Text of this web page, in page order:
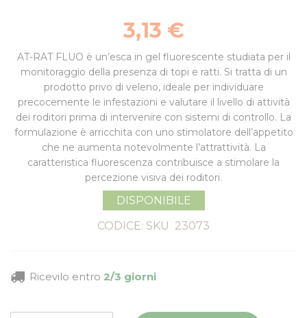
3,13 €
AT-RAT FLUO è un’esca in gel fluorescente studiata per il
monitoraggio della presenza di topi e ratti. Si tratta di un
prodotto privo di veleno, ideale per individuare
precocemente le infestazioni e valutare il livello di attività
dei roditori prima di intervenire con sistemi di controllo. La
formulazione è arricchita con uno stimolatore dell’appetito
che ne aumenta notevolmente l’attrattività. La
caratteristica fluorescenza contribuisce a stimolare la
percezione visiva dei roditori.
DISPONIBILE
CODICE: SKU 23073
Ricevilo entro 2/3 giorni